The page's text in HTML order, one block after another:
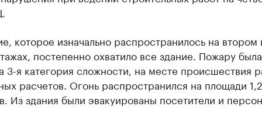
которое изначально распространилось на втором
постепенно охватило все здание. Пожару была
3-я категория сложности, на месте происшествия
расчетов. Огонь распространился на площади
Из здания были эвакуированы посетители и